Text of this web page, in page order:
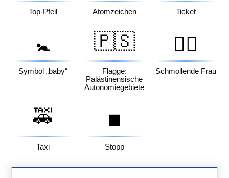
Top-Pfeil Atomzeichen Ticket
🚼
Symbol „baby“
🇵🇸
Flagge:
Palästinensische
Autonomiegebiete
🙎‍♀️
Schmollende Frau
🚕
Taxi
⏹️
Stopp